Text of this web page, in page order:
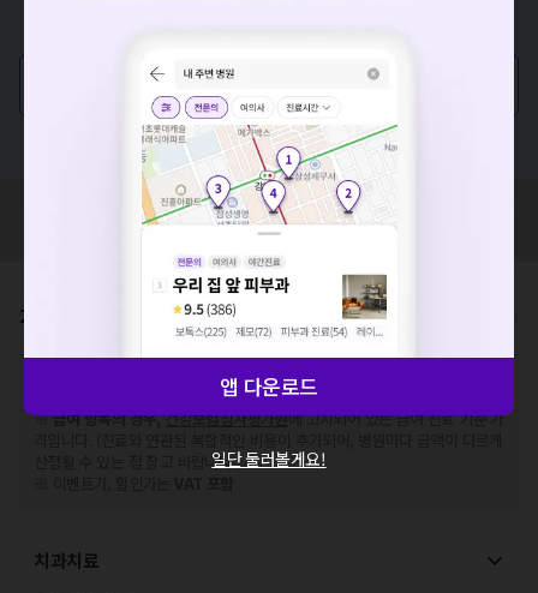
💬 무엇이든 물어보세요
혹은, 의료상담 서비스에 다양한 게시글 보러가기
혹시 잘못된 병원정보가 있나요?
모두닥 팀에 알려주세요!
가격표 비급여/급여 진료란?
추가비용 등으로 실제 가격과 상이할 수 있으니, 정확
한 가격은 해당 의료기관에 직접 문의해주세요.
※급여 항목의 경우,건강보험심사평가원에 고지되어 있는 급여 진료 기준 가
산정될 수 있는 점 참고 바랍니다.)
치과치료
요청하신 작업을 처리하지 못했습니다.
네트워크 또는 서버의 일시적인 오류로, 잠시 후 다시 시도해주
세요. 지속적으로 문제가 발생할 경우 모두닥 채널톡으로 문의
앱 다운로드
일단 둘러볼게요!